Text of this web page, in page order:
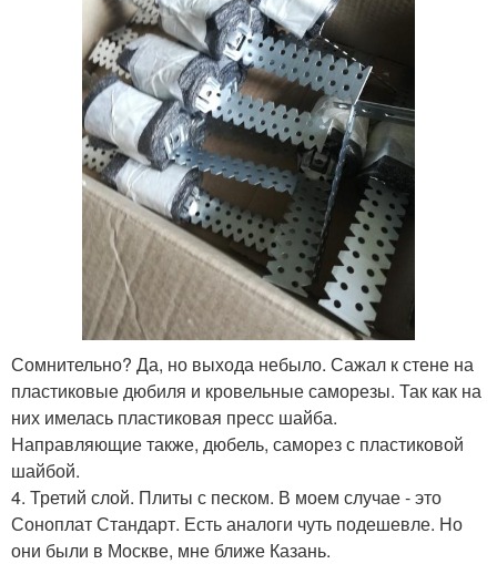
Сомнительно? Да, но выхода небыло. Сажал к стене на
пластиковые дюбиля и кровельные саморезы. Так как на
них имелась пластиковая пресс шайба.
Направляющие также, дюбель, саморез с пластиковой
шайбой.
4. Третий слой. Плиты с песком. В моем случае - это
Соноплат Стандарт. Есть аналоги чуть подешевле. Но
они были в Москве, мне ближе Казань.